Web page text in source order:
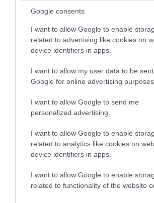
Google consents
I want to allow Google to enable
related to advertising like cookies on
device identifiers in apps.
I want to allow my user data to be
Google for online advertising purposes.
I want to allow Google to send me
personalized advertising.
I want to allow Google to enable
related to analytics like cookies on
device identifiers in apps.
I want to allow Google to enable
related to functionality of the website
Αυτή την ώρα το τελευταίο
υπουργό Ι.Βαρβιτσιώτη (φωτο)
04.08.2026 | 13:02